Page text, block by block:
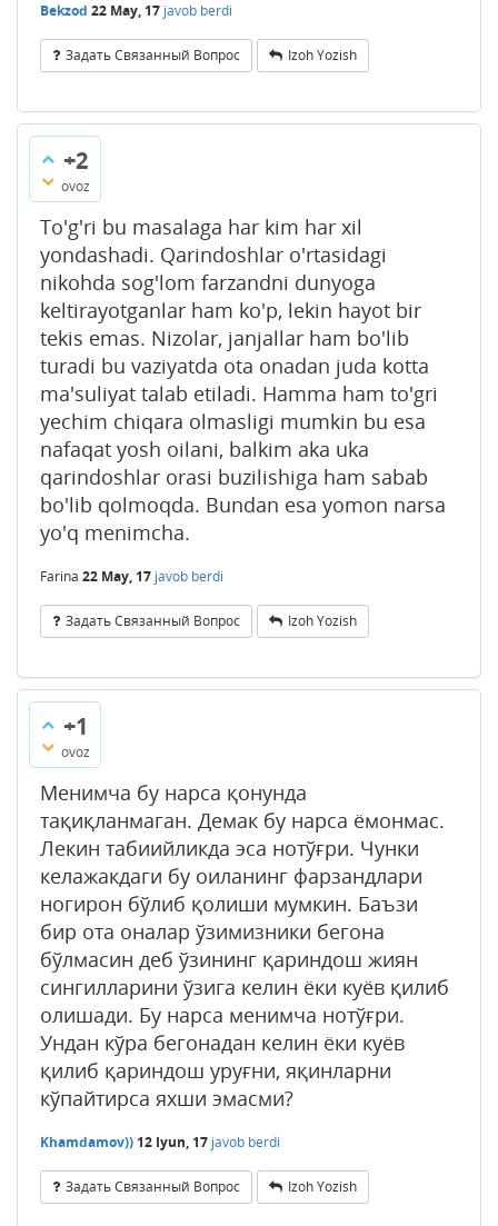
Bekzod 22 May, 17 javob berdi
Задать Связанный Вопрос Izoh Yozish
+2
ovoz
To'g'ri bu masalaga har kim har xil
yondashadi. Qarindoshlar o'rtasidagi
nikohda sog'lom farzandni dunyoga
keltirayotganlar ham ko'p, lekin hayot bir
tekis emas. Nizolar, janjallar ham bo'lib
turadi bu vaziyatda ota onadan juda kotta
ma'suliyat talab etiladi. Hamma ham to'gri
yechim chiqara olmasligi mumkin bu esa
nafaqat yosh oilani, balkim aka uka
qarindoshlar orasi buzilishiga ham sabab
bo'lib qolmoqda. Bundan esa yomon narsa
yo'q menimcha.
Farina 22 May, 17 javob berdi
Задать Связанный Вопрос Izoh Yozish
+1
ovoz
Менимча бу нарса қонунда
тақиқланмаган. Демак бу нарса ёмонмас.
Лекин табиийликда эса нотўғри. Чунки
келажакдаги бу оиланинг фарзандлари
ногирон бўлиб қолиши мумкин. Баъзи
бир ота оналар ўзимизники бегона
бўлмасин деб ўзининг қариндош жиян
сингилларини ўзига келин ёки куёв қилиб
олишади. Бу нарса менимча нотўғри.
Ундан кўра бегонадан келин ёки куёв
қилиб қариндош уруғни, яқинларни
кўпайтирса яхши эмасми?
Khamdamov)) 12 Iyun, 17 javob berdi
Задать Связанный Вопрос Izoh Yozish